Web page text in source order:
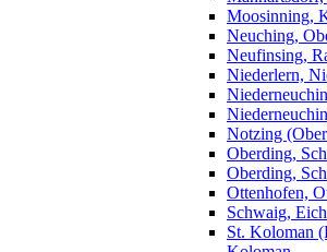
Moosinning,
Neuching,
Neufinsing,
Niederlern,
Notzing
Oberding,
Oberding,
Ottenhofen,
Schwaig,
St. Koloman